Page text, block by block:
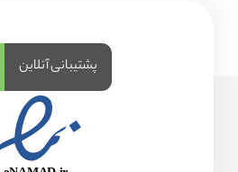
پشتیبانی آنلاین